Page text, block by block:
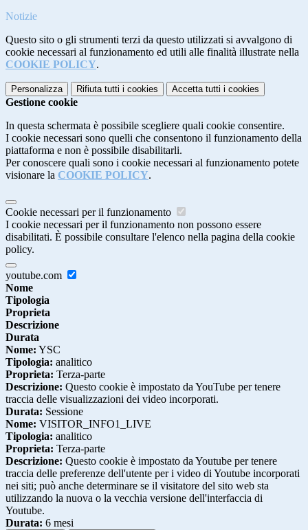
Notizie
Questo sito o gli strumenti terzi da questo utilizzati si avvalgono di
cookie necessari al funzionamento ed utili alle finalità illustrate nella
COOKIE POLICY.
Personalizza Rifiuta tutti i cookies Accetta tutti i cookies
Gestione cookie
In questa schermata è possibile scegliere quali cookie consentire.
I cookie necessari sono quelli che consentono il funzionamento della
piattaforma e non è possibile disabilitarli.
Per conoscere quali sono i cookie necessari al funzionamento potete
visionare la COOKIE POLICY.
Cookie necessari per il funzionamento
I cookie necessari per il funzionamento non possono essere
disabilitati. È possibile consultare l'elenco nella pagina della cookie
policy.
youtube.com
Nome
Tipologia
Proprieta
Descrizione
Durata
Nome: YSC
Tipologia: analitico
Proprieta: Terza-parte
Descrizione: Questo cookie è impostato da YouTube per tenere
traccia delle visualizzazioni dei video incorporati.
Durata: Sessione
Nome: VISITOR_INFO1_LIVE
Tipologia: analitico
Proprieta: Terza-parte
Descrizione: Questo cookie è impostato da Youtube per tenere
traccia delle preferenze dell'utente per i video di Youtube incorporati
nei siti; può anche determinare se il visitatore del sito web sta
utilizzando la nuova o la vecchia versione dell'interfaccia di
Youtube.
Durata: 6 mesi